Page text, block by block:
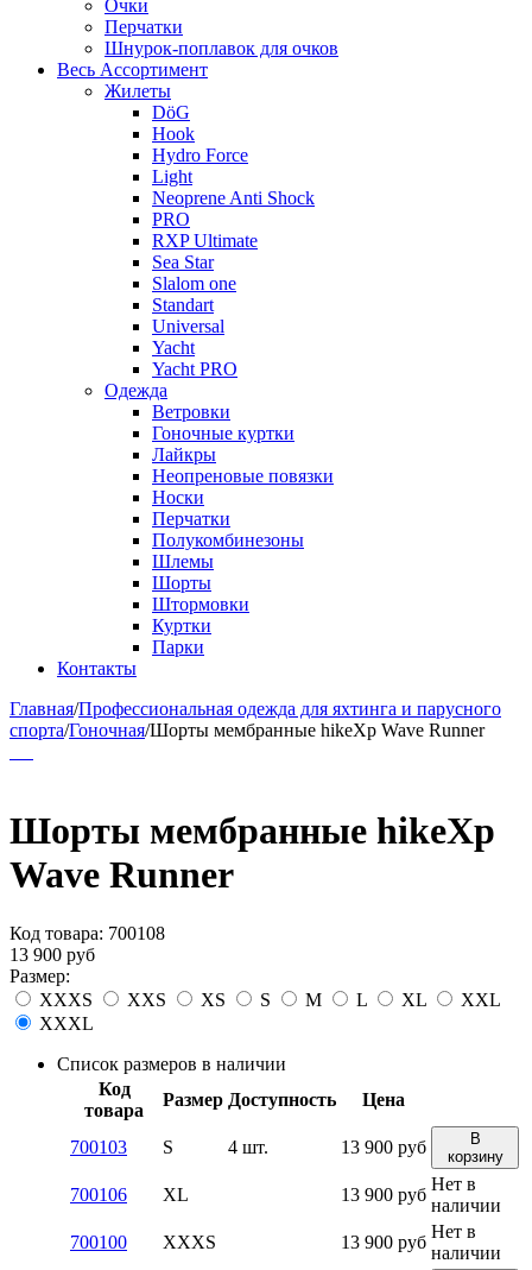
Очки
Перчатки
Шнурок-поплавок для очков
Весь Ассортимент
Жилеты
DöG
Hook
Hydro Force
Light
Neoprene Anti Shock
PRO
RXP Ultimate
Sea Star
Slalom one
Standart
Universal
Yacht
Yacht PRO
Одежда
Ветровки
Гоночные куртки
Лайкры
Неопреновые повязки
Носки
Перчатки
Полукомбинезоны
Шлемы
Шорты
Штормовки
Куртки
Парки
Контакты
Главная/Профессиональная одежда для яхтинга и парусного
спорта/Гоночная/Шорты мембранные hikeXp Wave Runner
Шорты мембранные hikeXp
Wave Runner
Код товара: 700108
13 900 руб
Размер:
XXXS
XXS XS S M L XL
XXL
XXXL
Список размеров в наличии
Код
товара
Размер Доступность Цена
700103 S 4 шт. 13 900 руб
В
корзину
700106 XL 13 900 руб
Нет в
наличии
700100
XXXS 13 900 руб
Нет в
наличии